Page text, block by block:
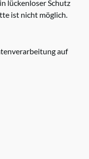
lückenloser Schutz
ist nicht möglich.
auf